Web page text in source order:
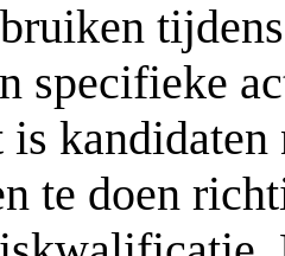
specifieke
te doen